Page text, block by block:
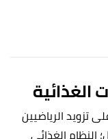
الغذائية
تزويد الرياضيين